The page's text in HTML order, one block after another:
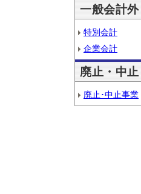
一般会計外
特別会計
企業会計
廃止・中止
廃止･中止事業